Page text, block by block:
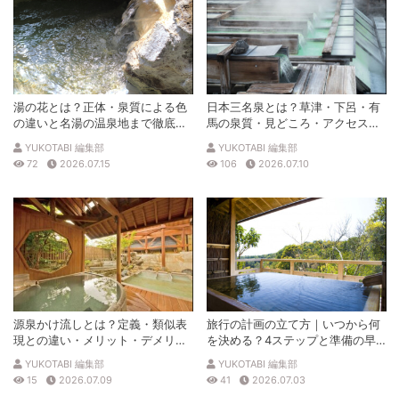
湯の花とは？正体・泉質による色
の違いと名湯の温泉地まで徹底解
説
YUKOTABI 編集部
72
2026.07.15
日本三名泉とは？草津・下呂・有
馬の泉質・見どころ・アクセスを
徹底解説
YUKOTABI 編集部
106
2026.07.10
源泉かけ流しとは？定義・類似表
現との違い・メリット・デメリッ
トを解説
YUKOTABI 編集部
15
2026.07.09
旅行の計画の立て方｜いつから何
を決める？4ステップと準備の早
見表
YUKOTABI 編集部
41
2026.07.03